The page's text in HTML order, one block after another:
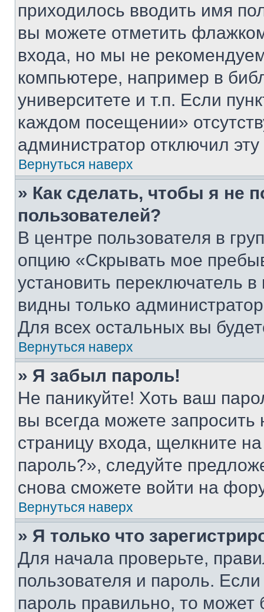
приходилось вводить имя
вы можете отметить
входа, но мы не
компьютере, например в
университете и т.п. Если
каждом посещении»
администратор отключил
Вернуться наверх
» Как сделать, чтобы я не
пользователей?
В центре пользователя в
опцию «Скрывать мое
установить переключатель
видны только
Для всех остальных вы
Вернуться наверх
» Я забыл пароль!
Не паникуйте! Хоть ваш
вы всегда можете
страницу входа, щелкните
пароль?», следуйте
снова сможете войти на
Вернуться наверх
» Я только что
Для начала проверьте,
пользователя и пароль.
пароль правильно, то может